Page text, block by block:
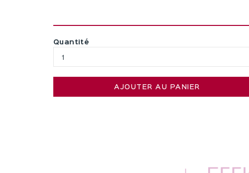
Quantité
AJOUTER AU PANIER